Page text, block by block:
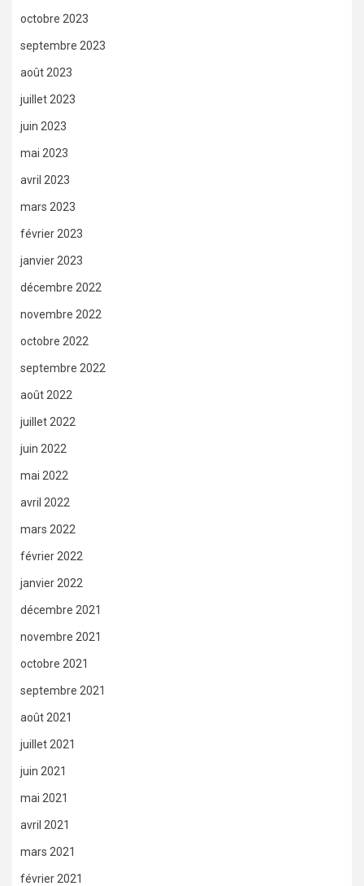
octobre 2023
septembre 2023
août 2023
juillet 2023
juin 2023
mai 2023
avril 2023
mars 2023
février 2023
janvier 2023
décembre 2022
novembre 2022
octobre 2022
septembre 2022
août 2022
juillet 2022
juin 2022
mai 2022
avril 2022
mars 2022
février 2022
janvier 2022
décembre 2021
novembre 2021
octobre 2021
septembre 2021
août 2021
juillet 2021
juin 2021
mai 2021
avril 2021
mars 2021
février 2021